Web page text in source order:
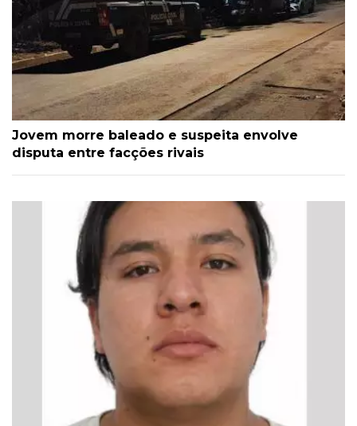
Jovem morre baleado e suspeita envolve
disputa entre facções rivais